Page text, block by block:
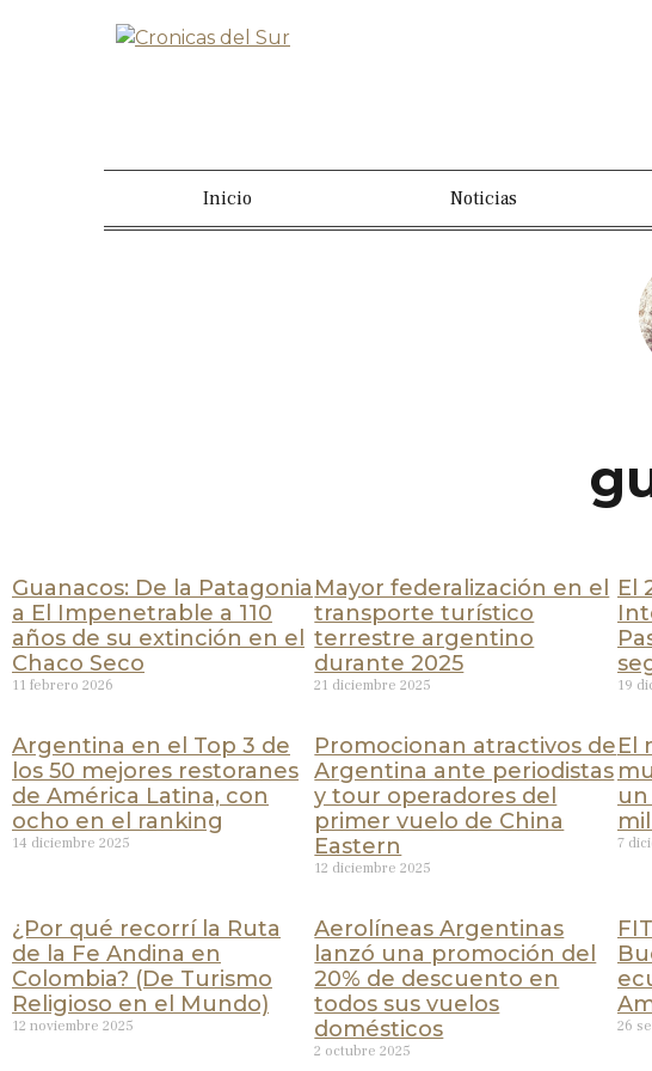
Inicio Noticias
Guanacos: De la Patagonia
a El Impenetrable a 110
años de su extinción en el
Chaco Seco
11 febrero 2026
Mayor federalización en el
transporte turístico
terrestre argentino
durante 2025
21 diciembre 2025
El
19
Argentina en el Top 3 de
los 50 mejores restoranes
de América Latina, con
ocho en el ranking
14 diciembre 2025
Promocionan atractivos de
Argentina ante periodistas
y tour operadores del
primer vuelo de China
Eastern
12 diciembre 2025
El
un
7
¿Por qué recorrí la Ruta
de la Fe Andina en
Colombia? (De Turismo
Religioso en el Mundo)
12 noviembre 2025
Aerolíneas Argentinas
lanzó una promoción del
20% de descuento en
todos sus vuelos
domésticos
2 octubre 2025
26